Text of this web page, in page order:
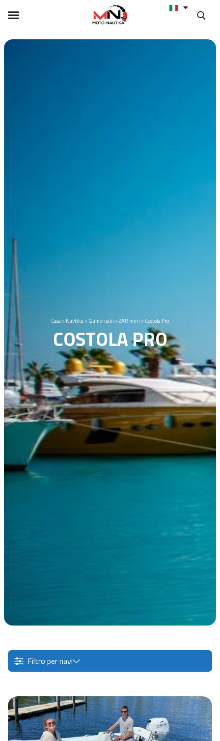
Casa>Navtika>Gumenjaki >ZAR mini >Costola Pro
COSTOLA PRO
Filtro per navi